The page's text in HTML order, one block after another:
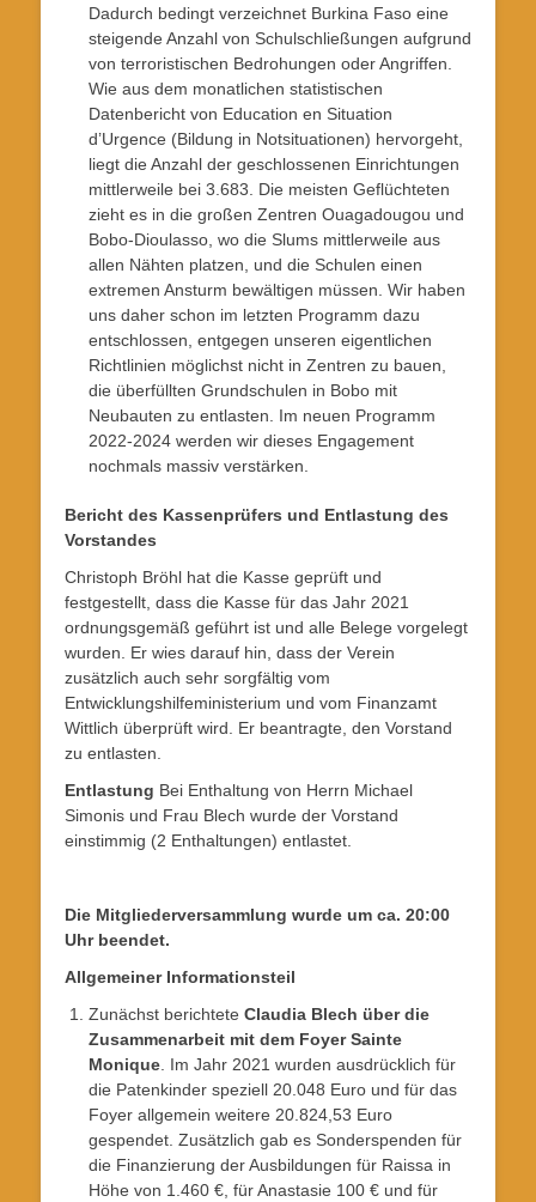
Dadurch bedingt verzeichnet Burkina Faso eine
steigende Anzahl von Schulschließungen aufgrund
von terroristischen Bedrohungen oder Angriffen.
Wie aus dem monatlichen statistischen
Datenbericht von Education en Situation
d’Urgence (Bildung in Notsituationen) hervorgeht,
liegt die Anzahl der geschlossenen Einrichtungen
mittlerweile bei 3.683. Die meisten Geflüchteten
zieht es in die großen Zentren Ouagadougou und
Bobo-Dioulasso, wo die Slums mittlerweile aus
allen Nähten platzen, und die Schulen einen
extremen Ansturm bewältigen müssen. Wir haben
uns daher schon im letzten Programm dazu
entschlossen, entgegen unseren eigentlichen
Richtlinien möglichst nicht in Zentren zu bauen,
die überfüllten Grundschulen in Bobo mit
Neubauten zu entlasten. Im neuen Programm
2022-2024 werden wir dieses Engagement
nochmals massiv verstärken.
Bericht des Kassenprüfers und Entlastung des
Vorstandes
Christoph Bröhl hat die Kasse geprüft und
festgestellt, dass die Kasse für das Jahr 2021
ordnungsgemäß geführt ist und alle Belege vorgelegt
wurden. Er wies darauf hin, dass der Verein
zusätzlich auch sehr sorgfältig vom
Entwicklungshilfeministerium und vom Finanzamt
Wittlich überprüft wird. Er beantragte, den Vorstand
zu entlasten.
Entlastung Bei Enthaltung von Herrn Michael
Simonis und Frau Blech wurde der Vorstand
einstimmig (2 Enthaltungen) entlastet.
Die Mitgliederversammlung wurde um ca. 20:00
Uhr beendet.
Allgemeiner Informationsteil
Zunächst berichtete Claudia Blech über die
Zusammenarbeit mit dem Foyer Sainte
Monique . Im Jahr 2021 wurden ausdrücklich für
die Patenkinder speziell 20.048 Euro und für das
Foyer allgemein weitere 20.824,53 Euro
gespendet. Zusätzlich gab es Sonderspenden für
die Finanzierung der Ausbildungen für Raissa in
Höhe von 1.460 €, für Anastasie 100 € und für